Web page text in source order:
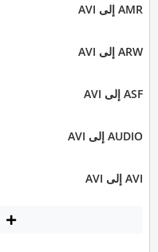
AMR إلى AVI
ARW إلى AVI
ASF إلى AVI
AUDIO إلى AVI
AVI إلى AVI